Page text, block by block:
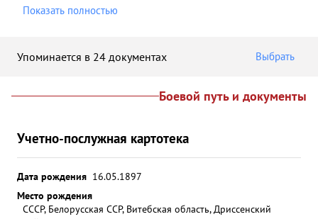
Показать полностью
Упоминается в 24 документах Выбрать
Боевой путь и документы
Учетно-послужная картотека
Дата рождения 16.05.1897
Место рождения
СССР, Белорусская ССР, Витебская область, Дриссенский